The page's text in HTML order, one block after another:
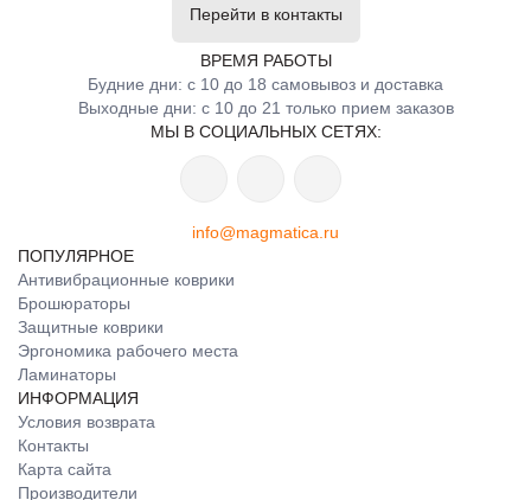
Перейти в контакты
ВРЕМЯ РАБОТЫ
Будние дни: с 10 до 18 самовывоз и доставка
Выходные дни: с 10 до 21 только прием заказов
МЫ В СОЦИАЛЬНЫХ СЕТЯХ:
info@magmatica.ru
ПОПУЛЯРНОЕ
Антивибрационные коврики
Брошюраторы
Защитные коврики
Эргономика рабочего места
Ламинаторы
ИНФОРМАЦИЯ
Условия возврата
Контакты
Карта сайта
Производители